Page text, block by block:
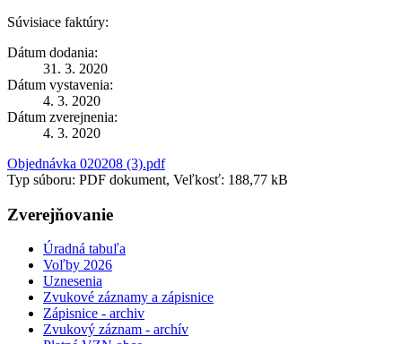
Súvisiace faktúry:
Dátum dodania:
31. 3. 2020
Dátum vystavenia:
4. 3. 2020
Dátum zverejnenia:
4. 3. 2020
Objednávka 020208 (3).pdf
Typ súboru: PDF dokument, Veľkosť: 188,77 kB
Zverejňovanie
Úradná tabuľa
Voľby 2026
Uznesenia
Zvukové záznamy a zápisnice
Zápisnice - archiv
Zvukový záznam - archív